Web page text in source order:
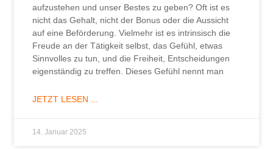
aufzustehen und unser Bestes zu geben? Oft ist es
nicht das Gehalt, nicht der Bonus oder die Aussicht
auf eine Beförderung. Vielmehr ist es intrinsisch die
Freude an der Tätigkeit selbst, das Gefühl, etwas
Sinnvolles zu tun, und die Freiheit, Entscheidungen
eigenständig zu treffen. Dieses Gefühl nennt man
JETZT LESEN ...
14. Januar 2025